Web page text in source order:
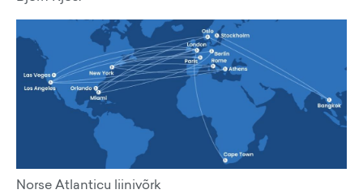
Norse Atlanticu liinivõrk